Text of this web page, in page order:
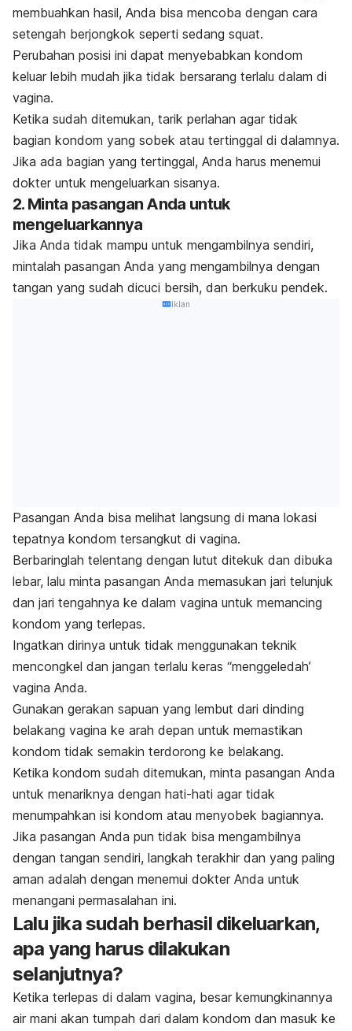
membuahkan hasil, Anda bisa mencoba dengan cara
setengah berjongkok seperti sedang squat.
Perubahan posisi ini dapat menyebabkan kondom
keluar lebih mudah jika tidak bersarang terlalu dalam di
vagina.
Ketika sudah ditemukan, tarik perlahan agar tidak
bagian kondom yang sobek atau tertinggal di dalamnya.
Jika ada bagian yang tertinggal, Anda harus menemui
dokter untuk mengeluarkan sisanya.
2. Minta pasangan Anda untuk
mengeluarkannya
Jika Anda tidak mampu untuk mengambilnya sendiri,
mintalah pasangan Anda yang mengambilnya dengan
tangan yang sudah dicuci bersih, dan berkuku pendek.
Iklan
Pasangan Anda bisa melihat langsung di mana lokasi
tepatnya kondom tersangkut di vagina.
Berbaringlah telentang dengan lutut ditekuk dan dibuka
lebar, lalu minta pasangan Anda memasukan jari telunjuk
dan jari tengahnya ke dalam vagina untuk memancing
kondom yang terlepas.
Ingatkan dirinya untuk tidak menggunakan teknik
mencongkel dan jangan terlalu keras “menggeledah’
vagina Anda.
Gunakan gerakan sapuan yang lembut dari dinding
belakang vagina ke arah depan untuk memastikan
kondom tidak semakin terdorong ke belakang.
Ketika kondom sudah ditemukan, minta pasangan Anda
untuk menariknya dengan hati-hati agar tidak
menumpahkan isi kondom atau menyobek bagiannya.
Jika pasangan Anda pun tidak bisa mengambilnya
dengan tangan sendiri, langkah terakhir dan yang paling
aman adalah dengan menemui dokter Anda untuk
menangani permasalahan ini.
Lalu jika sudah berhasil dikeluarkan,
apa yang harus dilakukan
selanjutnya?
Ketika terlepas di dalam vagina, besar kemungkinannya
air mani akan tumpah dari dalam kondom dan masuk ke